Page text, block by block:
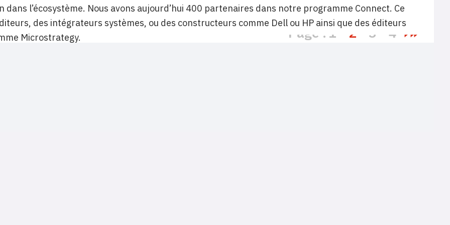
dans l’écosystème. Nous avons aujourd’hui 400 partenaires dans notre programme Connect. Ce
des intégrateurs systèmes, ou des constructeurs comme Dell ou HP ainsi que des éditeurs
Microstrategy.
Page : 1 2 3 4